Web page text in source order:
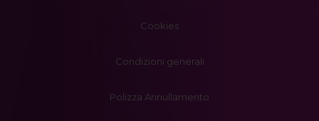
Cookies
Condizioni generali
Polizza Annullamento